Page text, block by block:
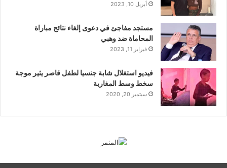
أبريل 10, 2023
مستجد مفاجئ في دعوى إلغاء نتائج مباراة
المحاماة ضد وهبي
فبراير 11, 2023
فيديو استغلال شابة جنسيا لطفل قاصر يثير موجة
سخط وسط المغاربة
سبتمبر 20, 2020